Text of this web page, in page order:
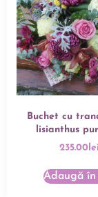
Buchet cu
lisianthus
235.00lei
Adaugă în